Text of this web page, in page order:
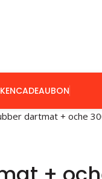
CADEAUBON
dartmat + oche